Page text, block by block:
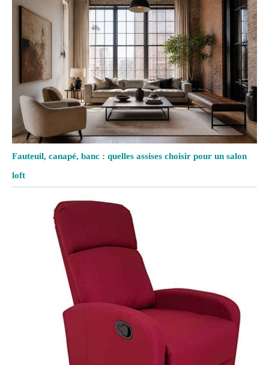
Fauteuil, canapé, banc : quelles assises choisir pour un salon
loft